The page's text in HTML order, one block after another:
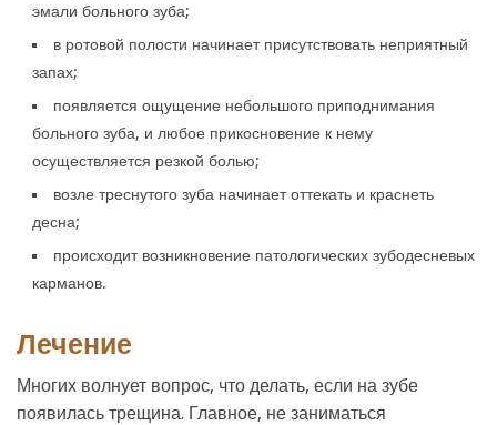
эмали больного зуба;
в ротовой полости начинает присутствовать неприятный
запах;
появляется ощущение небольшого приподнимания
больного зуба, и любое прикосновение к нему
осуществляется резкой болью;
возле треснутого зуба начинает оттекать и краснеть
десна;
происходит возникновение патологических зубодесневых
карманов.
Лечение
Многих волнует вопрос, что делать, если на зубе
появилась трещина. Главное, не заниматься